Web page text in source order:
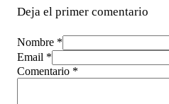
Deja el primer comentario
Nombre *
Email *
Comentario *